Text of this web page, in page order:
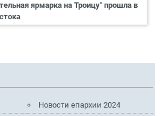
ярмарка на Троицу" прошла в
Новости епархии 2024